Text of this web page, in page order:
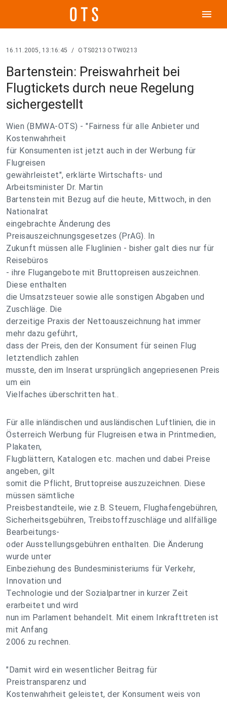
menu
16.11.2005, 13:16:45 / OTS0213 OTW0213
Bartenstein: Preiswahrheit bei
Flugtickets durch neue Regelung
sichergestellt
Wien (BMWA-OTS) - "Fairness für alle Anbieter und
Kostenwahrheit
für Konsumenten ist jetzt auch in der Werbung für
Flugreisen
gewährleistet", erklärte Wirtschafts- und
Arbeitsminister Dr. Martin
Bartenstein mit Bezug auf die heute, Mittwoch, in den
Nationalrat
eingebrachte Änderung des
Preisauszeichnungsgesetzes (PrAG). In
Zukunft müssen alle Fluglinien - bisher galt dies nur für
Reisebüros
- ihre Flugangebote mit Bruttopreisen auszeichnen.
Diese enthalten
die Umsatzsteuer sowie alle sonstigen Abgaben und
Zuschläge. Die
derzeitige Praxis der Nettoauszeichnung hat immer
mehr dazu geführt,
dass der Preis, den der Konsument für seinen Flug
letztendlich zahlen
musste, den im Inserat ursprünglich angepriesenen Preis
um ein
Vielfaches überschritten hat..
Für alle inländischen und ausländischen Luftlinien, die in
Österreich Werbung für Flugreisen etwa in Printmedien,
Plakaten,
Flugblättern, Katalogen etc. machen und dabei Preise
angeben, gilt
somit die Pflicht, Bruttopreise auszuzeichnen. Diese
müssen sämtliche
Preisbestandteile, wie z.B. Steuern, Flughafengebühren,
Sicherheitsgebühren, Treibstoffzuschläge und allfällige
Bearbeitungs-
oder Ausstellungsgebühren enthalten. Die Änderung
wurde unter
Einbeziehung des Bundesministeriums für Verkehr,
Innovation und
Technologie und der Sozialpartner in kurzer Zeit
erarbeitet und wird
nun im Parlament behandelt. Mit einem Inkrafttreten ist
mit Anfang
2006 zu rechnen.
"Damit wird ein wesentlicher Beitrag für
Preistransparenz und
Kostenwahrheit geleistet, der Konsument weis von